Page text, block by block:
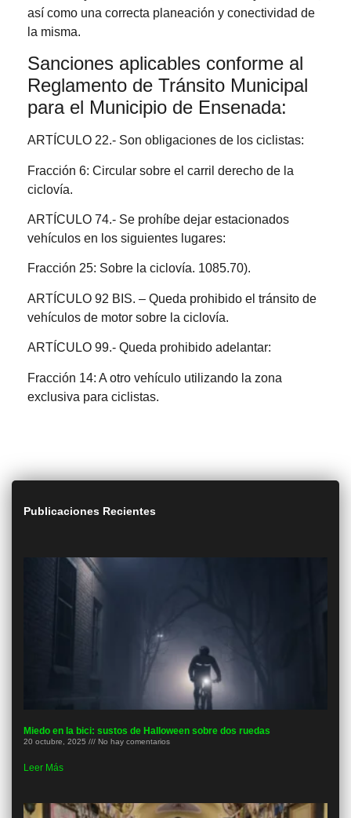
así como una correcta planeación y conectividad de
la misma.
Sanciones aplicables conforme al
Reglamento de Tránsito Municipal
para el Municipio de Ensenada:
ARTÍCULO 22.- Son obligaciones de los ciclistas:
Fracción 6: Circular sobre el carril derecho de la
ciclovía.
ARTÍCULO 74.- Se prohíbe dejar estacionados
vehículos en los siguientes lugares:
Fracción 25: Sobre la ciclovía. 1085.70).
ARTÍCULO 92 BIS. – Queda prohibido el tránsito de
vehículos de motor sobre la ciclovía.
ARTÍCULO 99.- Queda prohibido adelantar:
Fracción 14: A otro vehículo utilizando la zona
exclusiva para ciclistas.
Publicaciones Recientes
Miedo en la bici: sustos de Halloween sobre dos ruedas
20 octubre, 2025 No hay comentarios
Leer Más